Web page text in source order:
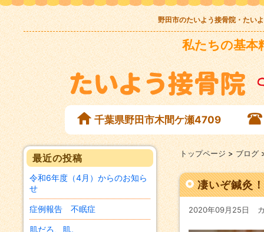
野田市のたいよう接骨院・たい
私たちの基本
千葉県野田市木間ケ瀬4709
最近の投稿
令和6年度（4月）からのお知ら
せ
症例報告 不眠症
肌だろ、肌。
トップページ > ブログ
凄いぞ鍼灸
2020年09月25日